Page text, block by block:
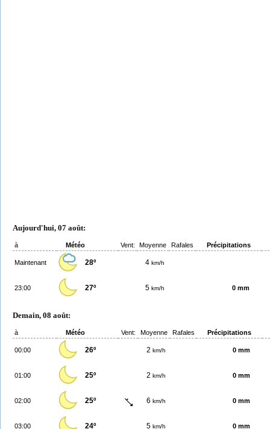
Aujourd'hui, 07 août:
à Météo Vent: Moyenne Rafales Précipitations
Maintenant 28º 4 km/h
23:00 27º 5 km/h 0 mm
Demain, 08 août:
à Météo Vent: Moyenne Rafales Précipitations
00:00 26º 2 km/h 0 mm
01:00 25º 2 km/h 0 mm
02:00 25º 6 km/h 0 mm
03:00 24º 5 km/h 0 mm